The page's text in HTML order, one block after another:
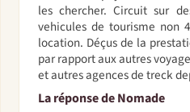
les chercher. Circuit sur
vehicules de tourisme non
location. Déçus de la
par rapport aux autres
et autres agences de treck
La réponse de Nomade